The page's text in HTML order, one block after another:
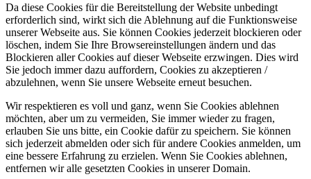
Da diese Cookies für die Bereitstellung der Website unbedingt
erforderlich sind, wirkt sich die Ablehnung auf die Funktionsweise
unserer Webseite aus. Sie können Cookies jederzeit blockieren oder
löschen, indem Sie Ihre Browsereinstellungen ändern und das
Blockieren aller Cookies auf dieser Webseite erzwingen. Dies wird
Sie jedoch immer dazu auffordern, Cookies zu akzeptieren /
abzulehnen, wenn Sie unsere Webseite erneut besuchen.
Wir respektieren es voll und ganz, wenn Sie Cookies ablehnen
möchten, aber um zu vermeiden, Sie immer wieder zu fragen,
erlauben Sie uns bitte, ein Cookie dafür zu speichern. Sie können
sich jederzeit abmelden oder sich für andere Cookies anmelden, um
eine bessere Erfahrung zu erzielen. Wenn Sie Cookies ablehnen,
entfernen wir alle gesetzten Cookies in unserer Domain.